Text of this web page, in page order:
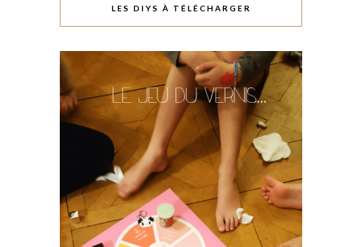
LES DIYS À TÉLÉCHARGER